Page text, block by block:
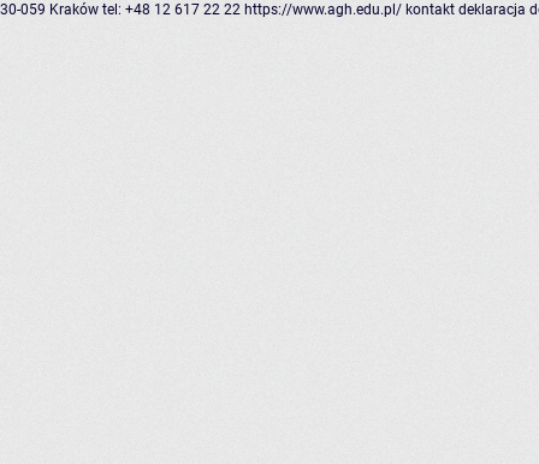
30-059 Kraków tel: +48 12 617 22 22 https://www.agh.edu.pl/ kontakt deklaracja